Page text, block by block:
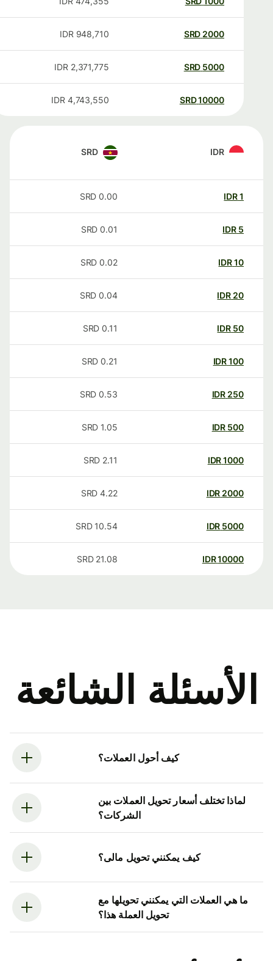
2000
SRD
948,710
IDR
5000
SRD
2,371,775
IDR
10000
SRD
4,743,550
IDR
IDR
SRD
IDR
0.00
SRD
IDR
0.01
SRD
IDR
0.02
SRD
20
IDR
0.04
SRD
50
IDR
0.11
SRD
100
IDR
0.21
SRD
250
IDR
0.53
SRD
500
IDR
1.05
SRD
1000
IDR
2.11
SRD
2000
IDR
4.22
SRD
5000
IDR
10.54
SRD
10000
IDR
21.08
SRD
الأسئلة الشائعة
كيف أحول العملات؟
لماذا تختلف أسعار تحويل العملات بين
الشركات؟
كيف يمكنني تحويل مالى؟
ما هي العملات التي يمكنني تحويلها مع
تحويل العملة هذا؟